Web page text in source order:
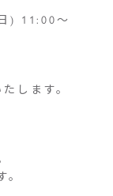
) 11:00〜
します。